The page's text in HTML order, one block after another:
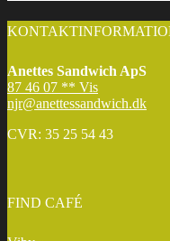
Anettes Sandwich ApS
87 46 07 ** Vis
njr@anettessandwich.dk
CVR: 35 25 54 43
FIND CAFÉ